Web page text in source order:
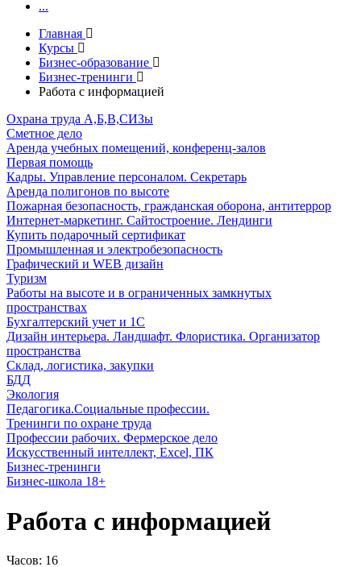
...
Главная
Курсы
Бизнес-образование
Бизнес-тренинги
Работа с информацией
Охрана труда А,Б,В,СИЗы
Сметное дело
Аренда учебных помещений, конференц-залов
Первая помощь
Кадры. Управление персоналом. Секретарь
Аренда полигонов по высоте
Пожарная безопасность, гражданская оборона, антитеррор
Интернет-маркетинг. Сайтостроение. Лендинги
Купить подарочный сертификат
Промышленная и электробезопасность
Графический и WEB дизайн
Туризм
Работы на высоте и в ограниченных замкнутых
пространствах
Бухгалтерский учет и 1С
Дизайн интерьера. Ландшафт. Флористика. Организатор
пространства
Склад, логистика, закупки
БДД
Экология
Педагогика.Социальные профессии.
Тренинги по охране труда
Профессии рабочих. Фермерское дело
Искусственный интеллект, Excel, ПК
Бизнес-тренинги
Бизнес-школа 18+
Работа с информацией
Часов: 16